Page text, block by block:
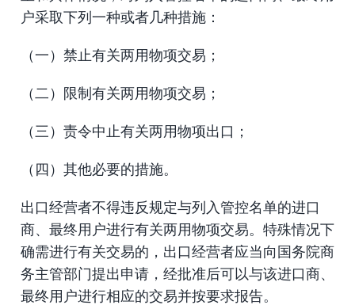
户采取下列一种或者几种措施：
（一）禁止有关两用物项交易；
（二）限制有关两用物项交易；
（三）责令中止有关两用物项出口；
（四）其他必要的措施。
出口经营者不得违反规定与列入管控名单的进口
商、最终用户进行有关两用物项交易。特殊情况下
确需进行有关交易的，出口经营者应当向国务院商
务主管部门提出申请，经批准后可以与该进口商、
最终用户进行相应的交易并按要求报告。